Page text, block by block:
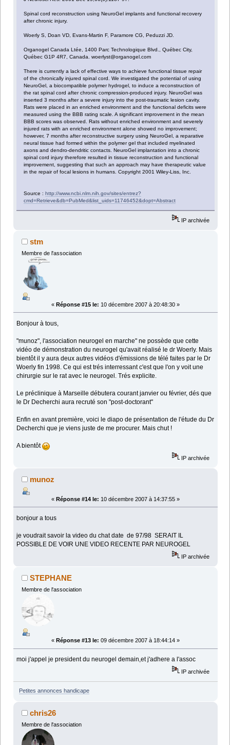
Spinal cord reconstruction using NeuroGel implants and functional recovery
after chronic injury.
Woerly S, Doan VD, Evans-Martin F, Paramore CG, Peduzzi JD.
Organogel Canada Ltée, 1400 Parc Technologique Blvd., Québec City,
Québec G1P 4R7, Canada. woerlyst@organogel.com
There is currently a lack of effective ways to achieve functional tissue repair
of the chronically injured spinal cord. We investigated the potential of using
NeuroGel, a biocompatible polymer hydrogel, to induce a reconstruction of
the rat spinal cord after chronic compression-produced injury. NeuroGel was
inserted 3 months after a severe injury into the post-traumatic lesion cavity.
Rats were placed in an enriched environment and the functional deficits were
measured using the BBB rating scale. A significant improvement in the mean
BBB scores was observed. Rats without enriched environment and severely
injured rats with an enriched environment alone showed no improvement;
however, 7 months after reconstructive surgery using NeuroGel, a reparative
neural tissue had formed within the polymer gel that included myelinated
axons and dendro-dendritic contacts. NeuroGel implantation into a chronic
spinal cord injury therefore resulted in tissue reconstruction and functional
improvement, suggesting that such an approach may have therapeutic value
in the repair of focal lesions in humans. Copyright 2001 Wiley-Liss, Inc.
Source :http://www.ncbi.nlm.nih.gov/sites/entrez?
cmd=Retrieve&db=PubMed&list_uids=11746452&dopt=Abstract
IP archivée
stm
Membre de l'association
« Réponse #15 le: 10 décembre 2007 à 20:48:30 »
Bonjour à tous,
"munoz", l'association neurogel en marche" ne possède que cette
vidéo de démonstration du neurogel qu'avait réalisé le dr Woerly. Mais
bientôt il y aura deux autres vidéos d'émissions de télé faites par le Dr
Woerly fin 1998. Ce qui est trés interressant c'est que l'on y voit une
chirurgie sur le rat avec le neurogel. Trés explicite.
Le préclinique à Marseille débutera courant janvier ou février, dés que
le Dr Decherchi aura recruté son "post-doctorant"
Enfin en avant première, voici le diapo de présentation de l'étude du Dr
Decherchi que je viens juste de me procurer. Mais chut !
A bientôt
IP archivée
munoz
« Réponse #14 le: 10 décembre 2007 à 14:37:55 »
bonjour a tous
je voudrait savoir la video du chat date de 97/98 SERAIT IL
POSSIBLE DE VOIR UNE VIDEO RECENTE PAR NEUROGEL
IP archivée
STEPHANE
Membre de l'association
« Réponse #13 le: 09 décembre 2007 à 18:44:14 »
moi j'appel je president du neurogel demain,et j'adhere a l'assoc
IP archivée
Petites annonces handicape
chris26
Membre de l'association